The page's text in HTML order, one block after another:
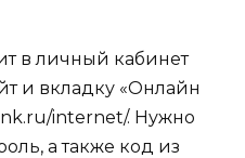
в личный кабинет
и вкладку «Онлайн
internet/. Нужно
а также код из